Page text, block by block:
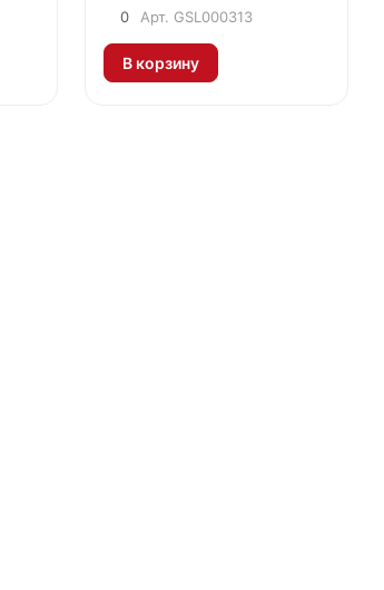
алюминий
0 Арт. GSL000313
В корзину